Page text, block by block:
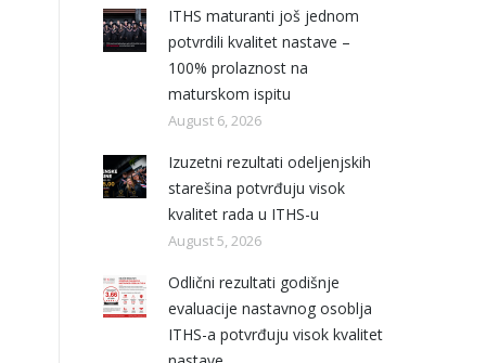
ITHS maturanti još jednom
potvrdili kvalitet nastave –
100% prolaznost na
maturskom ispitu
August 6, 2026
Izuzetni rezultati odeljenjskih
starešina potvrđuju visok
kvalitet rada u ITHS-u
August 5, 2026
Odlični rezultati godišnje
evaluacije nastavnog osoblja
ITHS-a potvrđuju visok kvalitet